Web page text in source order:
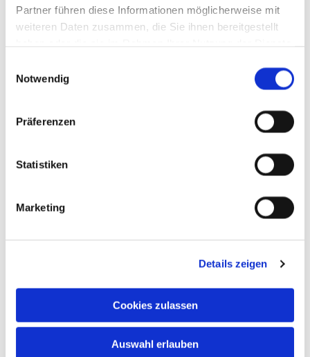
Partner führen diese Informationen möglicherweise mit
weiteren Daten zusammen, die Sie ihnen bereitgestellt
Notwendig
Präferenzen
Statistiken
Marketing
Details zeigen
Cookies zulassen
Auswahl erlauben